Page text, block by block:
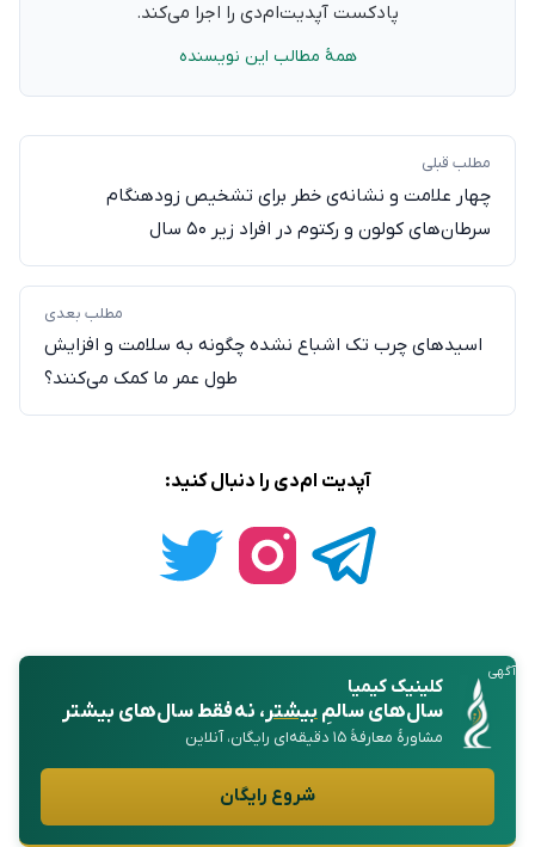
پادکست آپدیت‌ام‌دی را اجرا می‌کند.
همهٔ مطالب این نویسنده
مطلب قبلی
چهار علامت و نشانه‌‌ی خطر برای تشخیص زودهنگام
سرطان‌های کولون و رکتوم در افراد زیر ۵۰ سال
مطلب بعدی
اسید‌های چرب تک اشباع نشده چگونه به سلامت و افزایش
طول عمر ما کمک می‌کنند؟
آپدیت ام‌دی را دنبال کنید:
آگهی
کلینیک کیمیا
سال‌های سالمِبیشتر، نه فقط سال‌های بیشتر
مشاورهٔ معارفهٔ ۱۵ دقیقه‌ای رایگان، آنلاین
شروع رایگان